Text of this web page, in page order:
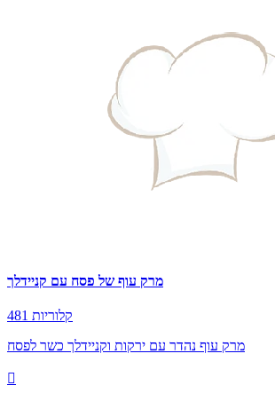
מרק עוף של פסח עם קניידלך
481 קלוריות
מרק עוף נהדר עם ירקות וקניידלך כשר לפסח
